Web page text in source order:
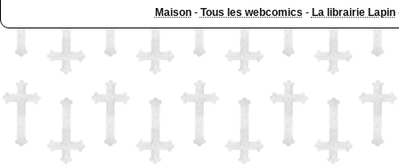
Maison- Tous les webcomics - La librairie Lapin